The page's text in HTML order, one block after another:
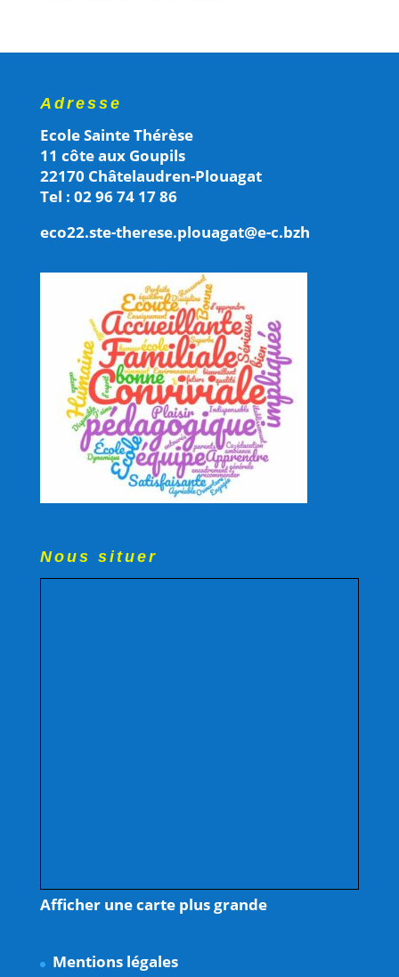
Adresse
Ecole Sainte Thérèse
11 côte aux Goupils
22170 Châtelaudren-Plouagat
Tel : 02 96 74 17 86
eco22.ste-therese.plouagat@e-c.bzh
Nous situer
Afficher une carte plus grande
Mentions légales